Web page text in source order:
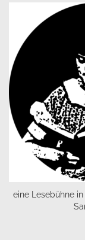
eine Lesebühne